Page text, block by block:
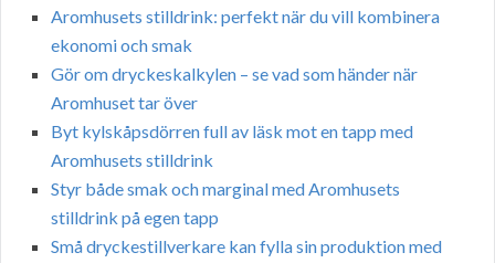
Aromhusets stilldrink: perfekt när du vill kombinera
ekonomi och smak
Gör om dryckeskalkylen – se vad som händer när
Aromhuset tar över
Byt kylskåpsdörren full av läsk mot en tapp med
Aromhusets stilldrink
Styr både smak och marginal med Aromhusets
stilldrink på egen tapp
Små dryckestillverkare kan fylla sin produktion med